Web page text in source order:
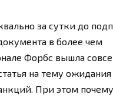
за сутки до
в более чем
Форбс вышла
на тему ожидания
При этом